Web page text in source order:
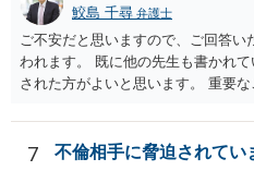
もらったほうが、相手方としては脅
すいです（警察や弁護士に対して
ままいう可能性は低いと思います）
もし相手方との間での交渉を任せ
きましょう。 多分ここで聴いて気
いでしょうか。こんな感じで助けを
ます。
鮫島 千尋 弁護士
ご不安だと思いますので、ご回答
われます。 既に他の先生も書かれ
された方がよいと思います。 重要
とは決して行わない、ということ
などは、証拠として残しておくと
7 不倫相手に脅迫されてい